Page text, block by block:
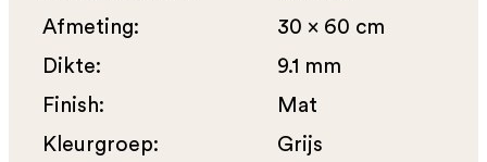
Afmeting:
30 x 60 cm
Dikte:
9.1 mm
Finish:
Mat
Kleurgroep:
Grijs